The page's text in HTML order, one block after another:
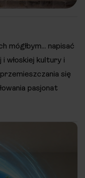
mógłbym... napisać
i włoskiej kultury i
się
pasjonat